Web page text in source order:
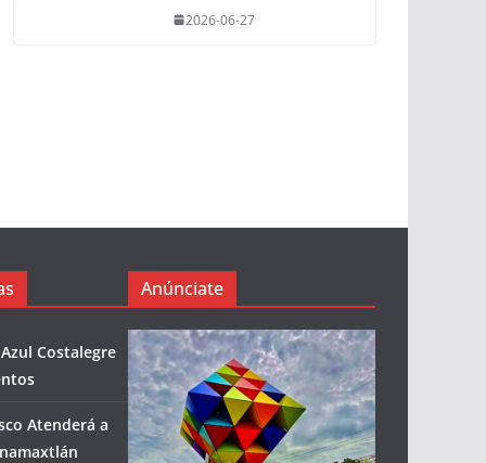
2026-06-27
Costalegre
Atenderá a
Anúnciate